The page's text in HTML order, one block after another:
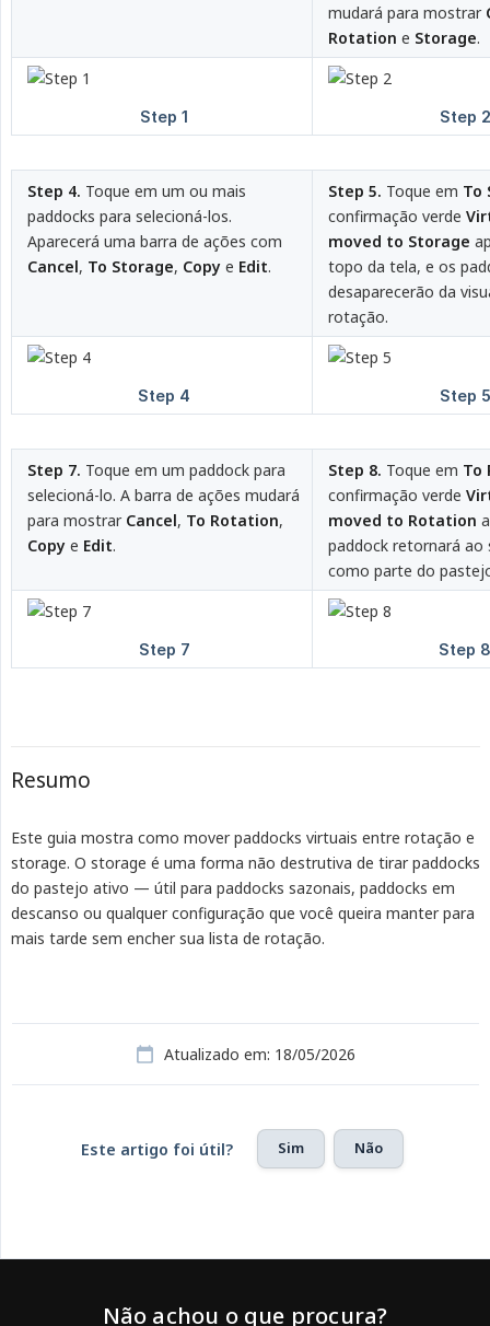
mudará para mostrar
Rotation e Storage.
Step 4. Toque em um ou mais
paddocks para selecioná-los.
Aparecerá uma barra de ações com
Cancel, To Storage, Copy e Edit.
Step 5. Toque em To
confirmação verde
moved to Storage
topo da tela, e os
desaparecerão da
rotação.
Step 7. Toque em um paddock para
selecioná-lo. A barra de ações mudará
para mostrar Cancel, To Rotation,
Copy e Edit.
Step 8. Toque em To
confirmação verde
moved to Rotation
paddock retornará ao
como parte do
Resumo
Este guia mostra como mover paddocks virtuais entre rotação e
storage. O storage é uma forma não destrutiva de tirar paddocks
do pastejo ativo — útil para paddocks sazonais, paddocks em
descanso ou qualquer configuração que você queira manter para
mais tarde sem encher sua lista de rotação.
Atualizado em: 18/05/2026
Este artigo foi útil? Sim Não
Não achou o que procura?